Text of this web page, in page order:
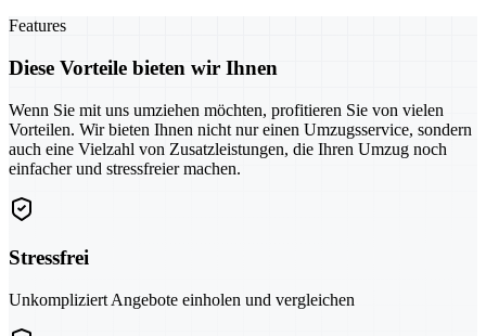
Features
Diese Vorteile bieten wir Ihnen
Wenn Sie mit uns umziehen möchten, profitieren Sie von vielen
Vorteilen. Wir bieten Ihnen nicht nur einen Umzugsservice, sondern
auch eine Vielzahl von Zusatzleistungen, die Ihren Umzug noch
einfacher und stressfreier machen.
Stressfrei
Unkompliziert Angebote einholen und vergleichen